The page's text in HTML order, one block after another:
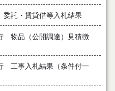
託・賃貸借等入札結果
物品（公開調達）見積徴
工事入札結果（条件付一